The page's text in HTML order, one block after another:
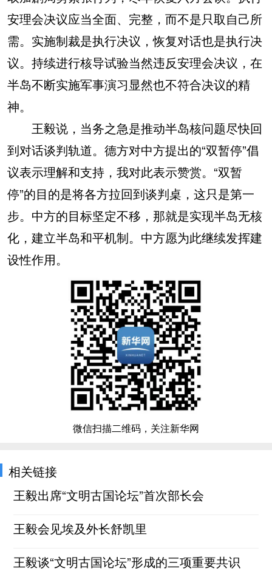
安理会决议应当全面、完整，而不是只取自己所
需。实施制裁是执行决议，恢复对话也是执行决
议。持续进行核导试验当然违反安理会决议，在
半岛不断实施军事演习显然也不符合决议的精
神。
王毅说，当务之急是推动半岛核问题尽快回
到对话谈判轨道。德方对中方提出的“双暂停”倡
议表示理解和支持，我对此表示赞赏。“双暂
停”的目的是将各方拉回到谈判桌，这只是第一
步。中方的目标坚定不移，那就是实现半岛无核
化，建立半岛和平机制。中方愿为此继续发挥建
设性作用。
微信扫描二维码，关注新华网
相关链接
王毅出席“文明古国论坛”首次部长会
王毅会见埃及外长舒凯里
王毅谈“文明古国论坛”形成的三项重要共识